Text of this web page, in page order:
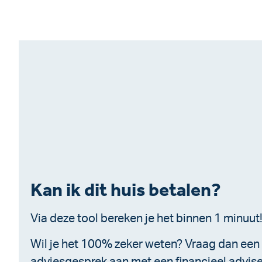
Kan ik dit huis betalen?
Via deze tool bereken je het binnen 1 minuut!
Wil je het 100% zeker weten? Vraag dan een